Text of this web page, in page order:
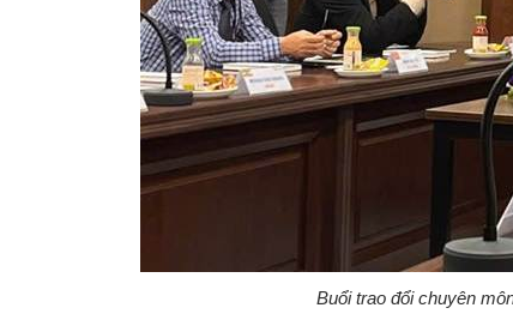
Buổi trao đổi chuyên